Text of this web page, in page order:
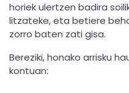
horiek ulertzen badira
litzateke, eta betiere
zorro baten zati gisa.
Bereziki, honako arrisku
kontuan: